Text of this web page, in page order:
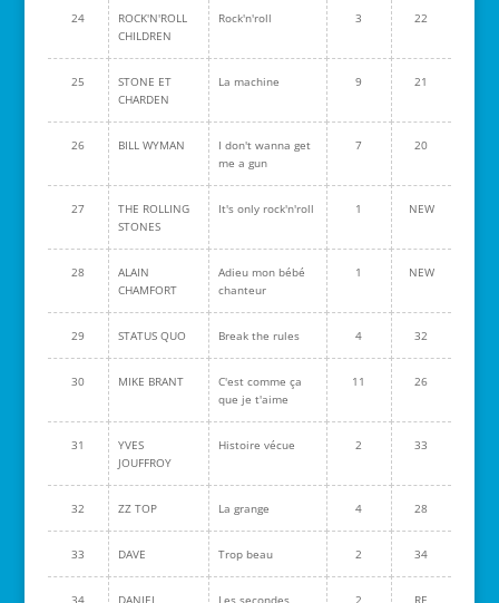
24
ROCK'N'ROLL
CHILDREN
Rock'n'roll 3 22
25
STONE ET
CHARDEN
La machine 9 21
26 BILL WYMAN
I don't wanna get
me a gun
7 20
27
THE ROLLING
STONES
It's only rock'n'roll 1 NEW
28
ALAIN
CHAMFORT
Adieu mon bébé
chanteur
1 NEW
29 STATUS QUO Break the rules 4 32
30 MIKE BRANT
C'est comme ça
que je t'aime
11 26
31
YVES
JOUFFROY
Histoire vécue 2 33
32 ZZ TOP La grange 4 28
33 DAVE Trop beau 2 34
34 DANIEL Les secondes 2 RE